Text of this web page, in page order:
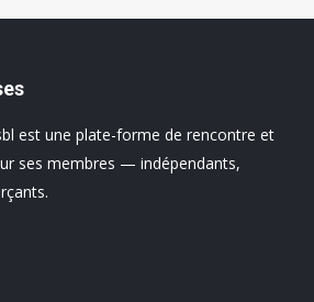
est une plate-forme de rencontre et
ses membres — indépendants,